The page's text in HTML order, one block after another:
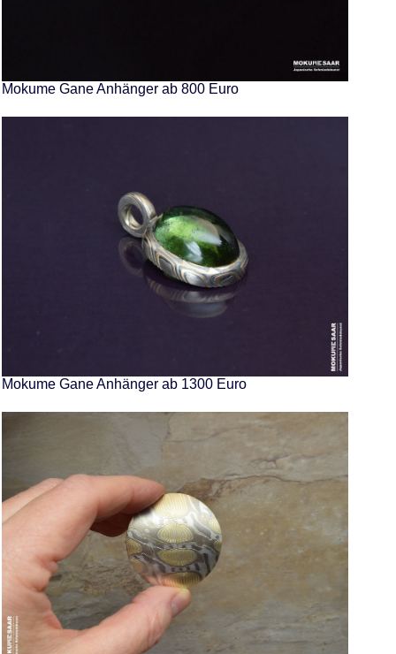
Mokume Gane Anhänger ab 800 Euro
Mokume Gane Anhänger ab 1300 Euro